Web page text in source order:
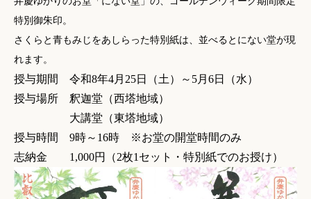
特別御朱印。
さくらと青もみじをあしらった特別紙は、並べるとにない堂が現
れます。
授与期間 令和8年4月25日（土）～5月6日（水）
授与場所 釈迦堂（西塔地域）
大講堂（東塔地域）
授与時間 9時～16時 ※お堂の開堂時間のみ
志納金 1,000円（2枚1セット・特別紙でのお授け）